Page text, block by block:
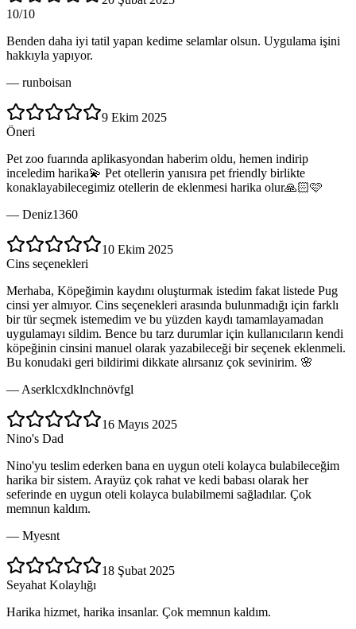
10/10
Benden daha iyi tatil yapan kedime selamlar olsun. Uygulama işini
hakkıyla yapıyor.
— runboisan
9 Ekim 2025
Öneri
Pet zoo fuarında aplikasyondan haberim oldu, hemen indirip
inceledim harika💫 Pet otellerin yanısıra pet friendly birlikte
konaklayabilecegimiz otellerin de eklenmesi harika olur🙏🏻🩷
— Deniz1360
10 Ekim 2025
Cins seçenekleri
Merhaba, Köpeğimin kaydını oluşturmak istedim fakat listede Pug
cinsi yer almıyor. Cins seçenekleri arasında bulunmadığı için farklı
bir tür seçmek istemedim ve bu yüzden kaydı tamamlayamadan
uygulamayı sildim. Bence bu tarz durumlar için kullanıcıların kendi
köpeğinin cinsini manuel olarak yazabileceği bir seçenek eklenmeli.
Bu konudaki geri bildirimi dikkate alırsanız çok sevinirim. 🌸
— Aserklcxdklnchnövfgl
16 Mayıs 2025
Nino's Dad
Nino'yu teslim ederken bana en uygun oteli kolayca bulabileceğim
harika bir sistem. Arayüz çok rahat ve kedi babası olarak her
seferinde en uygun oteli kolayca bulabilmemi sağladılar. Çok
memnun kaldım.
— Myesnt
18 Şubat 2025
Seyahat Kolaylığı
Harika hizmet, harika insanlar. Çok memnun kaldım.